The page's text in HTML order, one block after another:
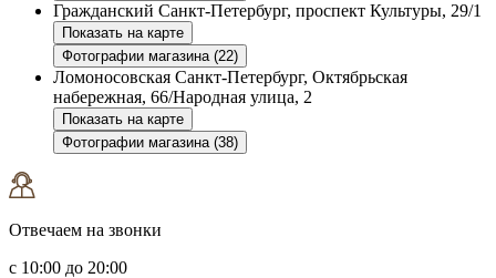
Гражданский Санкт-Петербург, проспект Культуры, 29/1
Показать на карте
Фотографии магазина (22)
Ломоносовская Санкт-Петербург, Октябрьская
набережная, 66/Народная улица, 2
Показать на карте
Фотографии магазина (38)
Отвечаем на звонки
с 10:00 до 20:00